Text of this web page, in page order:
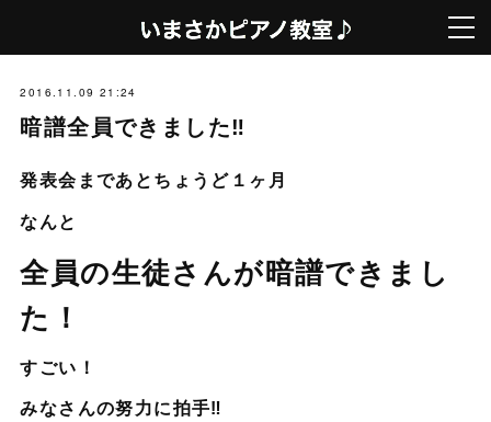
2016.11.09 21:24
暗譜全員できました‼
発表会まであとちょうど１ヶ月
なんと
全員の生徒さんが暗譜できまし
た！
すごい！
みなさんの努力に拍手‼